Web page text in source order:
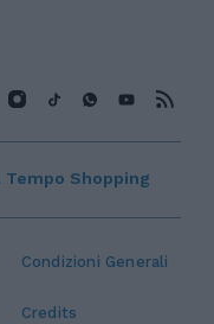
Condizioni Generali
Credits
Tempo Shopping